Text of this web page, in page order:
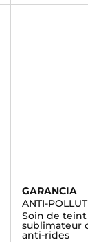
GARANCIA
ANTI-
Soin de
sublimateur
anti-rides